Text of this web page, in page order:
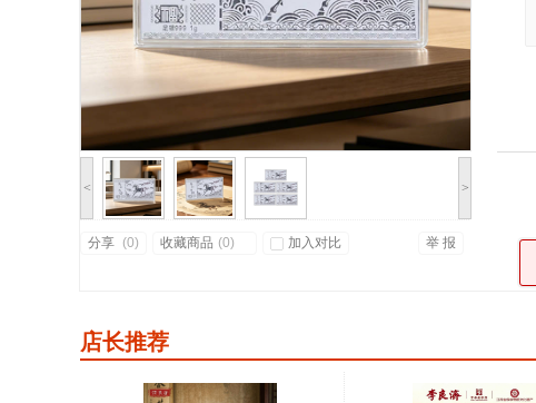
< >
分享 (0) 收藏商品 (0) 加入对比 举 报
店长推荐